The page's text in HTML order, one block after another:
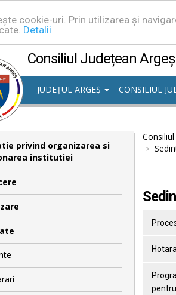
cookie-uri. Prin utilizarea și
Detalii
Consiliul Județean Argeș
JUDEȚUL ARGEȘ
CONSILIUL
privind organizarea si
institutiei